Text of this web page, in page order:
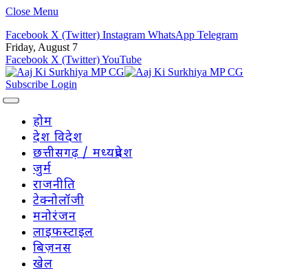
Close Menu
Facebook X (Twitter) Instagram WhatsApp Telegram
Friday, August 7
Facebook X (Twitter)YouTube
Subscribe Login
होम
देश विदेश
छत्तीसगढ़ / मध्यप्रदेश
जुर्म
राजनीति
टेक्नोलॉजी
मनोरंजन
लाइफस्टाइल
बिज़नस
खेल